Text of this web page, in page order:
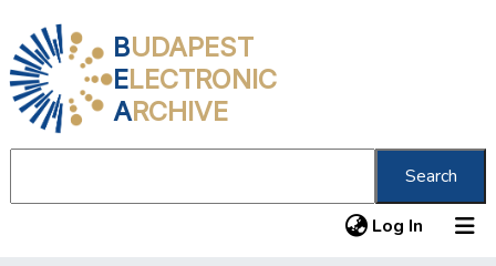
BUDAPEST
ELECTRONIC
ARCHIVE
Search
Log In (current)